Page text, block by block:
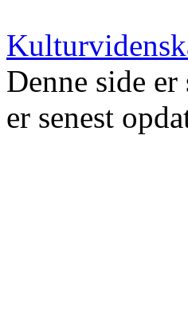
Denne side
er senest